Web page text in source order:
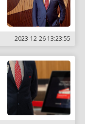
2023-12-26 13:23:55